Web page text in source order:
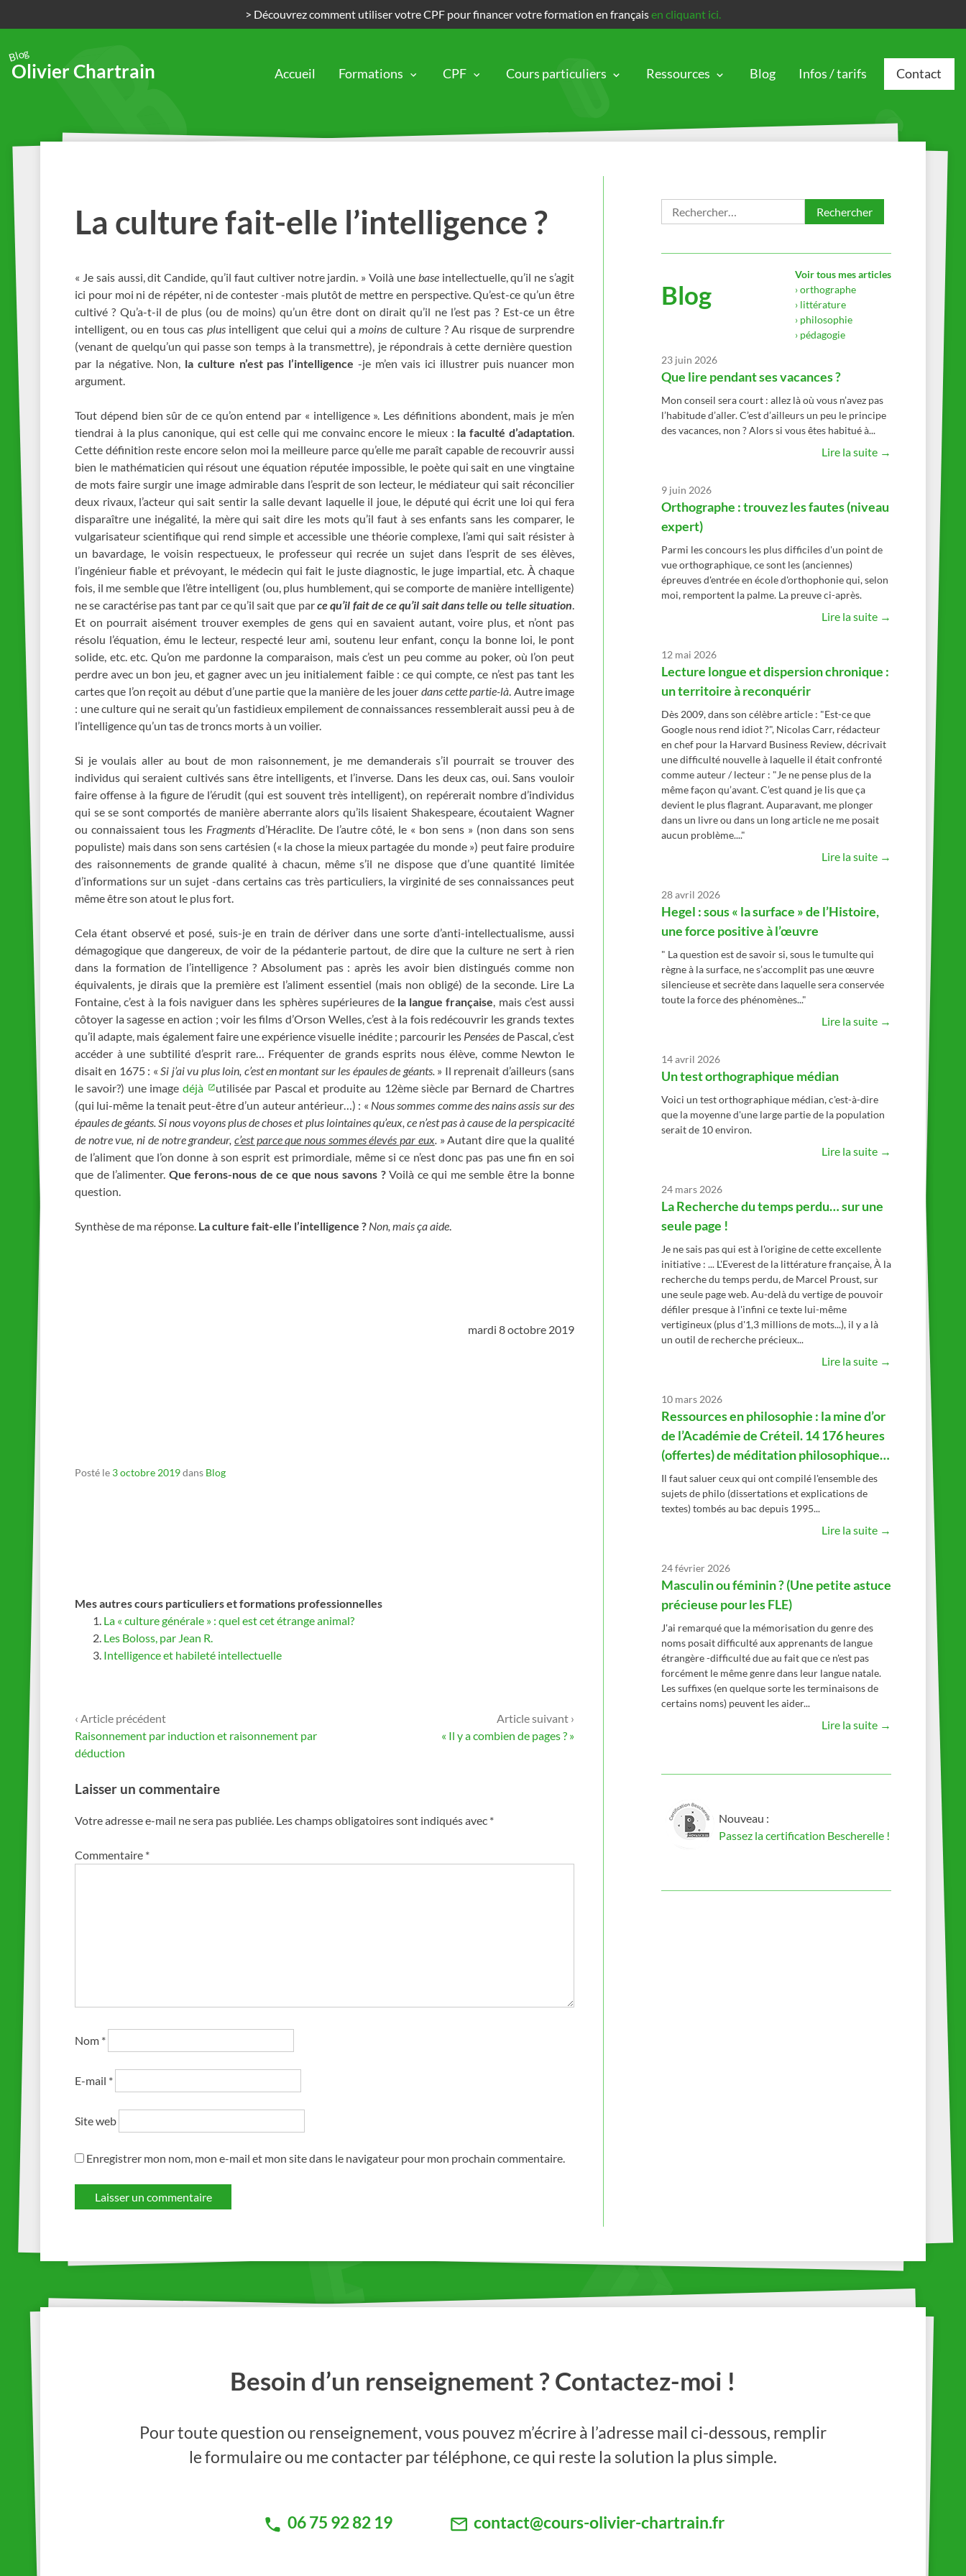
> Découvrez comment utiliser votre CPF pour financer votre formation en françaisen cliquant ici.
Blog
Olivier Chartrain Accueil Formations CPF Cours particuliers Ressources Blog Infos / tarifs Contact
La culture fait-elle l’intelligence ?
« Je sais aussi, dit Candide, qu’il faut cultiver notre jardin. » Voilà une base intellectuelle, qu’il ne s’agit
ici pour moi ni de répéter, ni de contester -mais plutôt de mettre en perspective. Qu’est-ce qu’un être
cultivé ? Qu’a-t-il de plus (ou de moins) qu’un être dont on dirait qu’il ne l’est pas ? Est-ce un être
intelligent, ou en tous cas plusintelligent que celui qui amoins de culture ? Au risque de surprendre
(venant de quelqu’un qui passe son temps à la transmettre), je répondrais à cette dernière question
par la négative. Non, la culture n’est pas l’intelligence -je m’en vais ici illustrer puis nuancer mon
argument.
Tout dépend bien sûr de ce qu’on entend par « intelligence ». Les définitions abondent, mais je m’en
tiendrai à la plus canonique, qui est celle qui me convainc encore le mieux : la faculté d’adaptation
Cette définition reste encore selon moi la meilleure parce qu’elle me paraît capable de recouvrir aussi
bien le mathématicien qui résout une équation réputée impossible, le poète qui sait en une vingtaine
de mots faire surgir une image admirable dans l’esprit de son lecteur, le médiateur qui sait réconcilier
deux rivaux, l’acteur qui sait sentir la salle devant laquelle il joue, le député qui écrit une loi qui fera
disparaître une inégalité, la mère qui sait dire les mots qu’il faut à ses enfants sans les comparer, le
vulgarisateur scientifique qui rend simple et accessible une théorie complexe, l’ami qui sait résister à
un bavardage, le voisin respectueux, le professeur qui recrée un sujet dans l’esprit de ses élèves,
l’ingénieur fiable et prévoyant, le médecin qui fait le juste diagnostic, le juge impartial, etc. À chaque
fois, il me semble que l’être intelligent (ou, plus humblement, qui se comporte de manière intelligente)
ne se caractérise pas tant par ce qu’il sait que parce qu’il fait de ce qu’il sait dans telle ou telle situation
Et on pourrait aisément trouver exemples de gens qui en savaient autant, voire plus, et n’ont pas
résolu l’équation, ému le lecteur, respecté leur ami, soutenu leur enfant, conçu la bonne loi, le pont
solide, etc. etc. Qu’on me pardonne la comparaison, mais c’est un peu comme au poker, où l’on peut
perdre avec un bon jeu, et gagner avec un jeu initialement faible : ce qui compte, ce n’est pas tant les
cartes que l’on reçoit au début d’une partie que la manière de les jouer dans cette partie-là . Autre image
: une culture qui ne serait qu’un fastidieux empilement de connaissances ressemblerait aussi peu à de
l’intelligence qu’un tas de troncs morts à un voilier.
Si je voulais aller au bout de mon raisonnement, je me demanderais s’il pourrait se trouver des
individus qui seraient cultivés sans être intelligents, et l’inverse. Dans les deux cas, oui. Sans vouloir
faire offense à la figure de l’érudit (qui est souvent très intelligent), on repérerait nombre d’individus
qui se se sont comportés de manière aberrante alors qu’ils lisaient Shakespeare, écoutaient Wagner
ou connaissaient tous les Fragments d’Héraclite. De l’autre côté, le « bon sens » (non dans son sens
populiste) mais dans son sens cartésien (« la chose la mieux partagée du monde ») peut faire produire
des raisonnements de grande qualité à chacun, même s’il ne dispose que d’une quantité limitée
d’informations sur un sujet -dans certains cas très particuliers, la virginité de ses connaissances peut
même être son atout le plus fort.
Cela étant observé et posé, suis-je en train de dériver dans une sorte d’anti-intellectualisme, aussi
démagogique que dangereux, de voir de la pédanterie partout, de dire que la culture ne sert à rien
dans la formation de l’intelligence ? Absolument pas : après les avoir bien distingués comme non
équivalents, je dirais que la première est l’aliment essentiel (mais non obligé) de la seconde. Lire La
Fontaine, c’est à la fois naviguer dans les sphères supérieures de la langue française , mais c’est aussi
côtoyer la sagesse en action ; voir les films d’Orson Welles, c’est à la fois redécouvrir les grands textes
qu’il adapte, mais également faire une expérience visuelle inédite ; parcourir les Pensées de Pascal, c’est
accéder à une subtilité d’esprit rare… Fréquenter de grands esprits nous élève, comme Newton le
disait en 1675 : « Si j’ai vu plus loin, c’est en montant sur les épaules de géants. » Il reprenait d’ailleurs (sans
le savoir?) une image déjà
utilisée par Pascal et produite au 12ème siècle par Bernard de Chartres
(qui lui-même la tenait peut-être d’un auteur antérieur…) : « Nous sommes comme des nains assis sur des
épaules de géants. Si nous voyons plus de choses et plus lointaines qu’eux, ce n’est pas à cause de la perspicacité
de notre vue, ni de notre grandeur, c’est parce que nous sommes élevés par eux. » Autant dire quela qualité
de l’aliment que l’on donne à son esprit est primordiale, même si ce n’est donc pas pas une fin en soi
que de l’alimenter. Que ferons-nous de ce que nous savons ?Voilà ce qui me semble être la bonne
question.
Synthèse de ma réponse. La culture fait-elle l’intelligence ? Non, mais ça aide
mardi 8 octobre 2019
Posté le 3 octobre 2019dans Blog
Mes autres cours particuliers et formations professionnelles
La « culture générale » : quel est cet étrange animal?
Les Boloss, par Jean R.
Intelligence et habileté intellectuelle
Navigation
de
l’article
‹ Article précédent
Raisonnement par induction et raisonnement par
déduction
Article suivant ›
« Il y a combien de pages ? »
Laisser un commentaire
Votre adresse e-mail ne sera pas publiée. Les champs obligatoires sont indiqués avec *
Commentaire *
Nom *
E-mail *
Site web
Enregistrer mon nom, mon e-mail et mon site dans le navigateur pour mon prochain commentaire.
Rechercher :
Blog
Voir tous mes articles
› orthographe
› littérature
› philosophie
› pédagogie
23 juin 2026
Que lire pendant ses vacances ?
Mon conseil sera court : allez là où vous n’avez pas
l’habitude d’aller. C’est d’ailleurs un peu le principe
des vacances, non ? Alors si vous êtes habitué à...
Lire la suite →
9 juin 2026
Orthographe : trouvez les fautes (niveau
expert)
Parmi les concours les plus difficiles d'un point de
vue orthographique, ce sont les (anciennes)
épreuves d'entrée en école d'orthophonie qui, selon
moi, remportent la palme. La preuve ci-après.
Lire la suite →
12 mai 2026
Lecture longue et dispersion chronique :
un territoire à reconquérir
Dès 2009, dans son célèbre article : "Est-ce que
Google nous rend idiot ?", Nicolas Carr, rédacteur
en chef pour la Harvard Business Review, décrivait
une difficulté nouvelle à laquelle il était confronté
comme auteur / lecteur : "Je ne pense plus de la
même façon qu’avant. C’est quand je lis que ça
devient le plus flagrant. Auparavant, me plonger
dans un livre ou dans un long article ne me posait
aucun problème...."
Lire la suite →
28 avril 2026
Hegel : sous « la surface » de l’Histoire,
une force positive à l’œuvre
" La question est de savoir si, sous le tumulte qui
règne à la surface, ne s’accomplit pas une œuvre
silencieuse et secrète dans laquelle sera conservée
toute la force des phénomènes..."
Lire la suite →
14 avril 2026
Un test orthographique médian
Voici un test orthographique médian, c'est-à-dire
que la moyenne d'une large partie de la population
serait de 10 environ.
Lire la suite →
24 mars 2026
La Recherche du temps perdu… sur une
seule page !
Je ne sais pas qui est à l'origine de cette excellente
initiative : ... L'Everest de la littérature française, À la
recherche du temps perdu, de Marcel Proust, sur
une seule page web. Au-delà du vertige de pouvoir
défiler presque à l'infini ce texte lui-même
vertigineux (plus d'1,3 millions de mots...), il y a là
un outil de recherche précieux...
Lire la suite →
10 mars 2026
Ressources en philosophie : la mine d’or
de l’Académie de Créteil. 14 176 heures
(offertes) de méditation philosophique…
Il faut saluer ceux qui ont compilé l'ensemble des
sujets de philo (dissertations et explications de
textes) tombés au bac depuis 1995...
Lire la suite →
24 février 2026
Masculin ou féminin ? (Une petite astuce
précieuse pour les FLE)
J'ai remarqué que la mémorisation du genre des
noms posait difficulté aux apprenants de langue
étrangère -difficulté due au fait que ce n'est pas
forcément le même genre dans leur langue natale.
Les suffixes (en quelque sorte les terminaisons de
certains noms) peuvent les aider...
Lire la suite →
Nouveau :
Passez la certification Bescherelle !
Besoin d’un renseignement ? Contactez-moi !
Pour toute question ou renseignement, vous pouvez m’écrire à l’adresse mail ci-dessous, remplir
le formulaire ou me contacter par téléphone, ce qui reste la solution la plus simple.
06 75 92 82 19 contact@cours-olivier-chartrain.fr